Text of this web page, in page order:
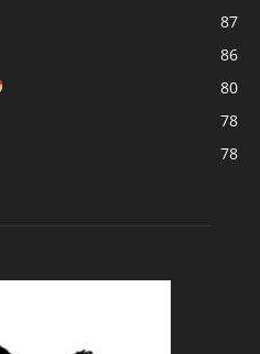
87
86
80
78
78